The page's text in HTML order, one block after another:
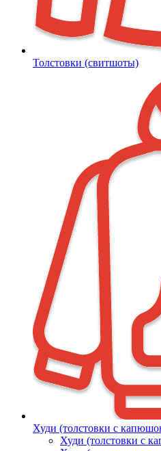
Толстовки (свитшоты)
Худи (толстовки с
Худи (толстовки c